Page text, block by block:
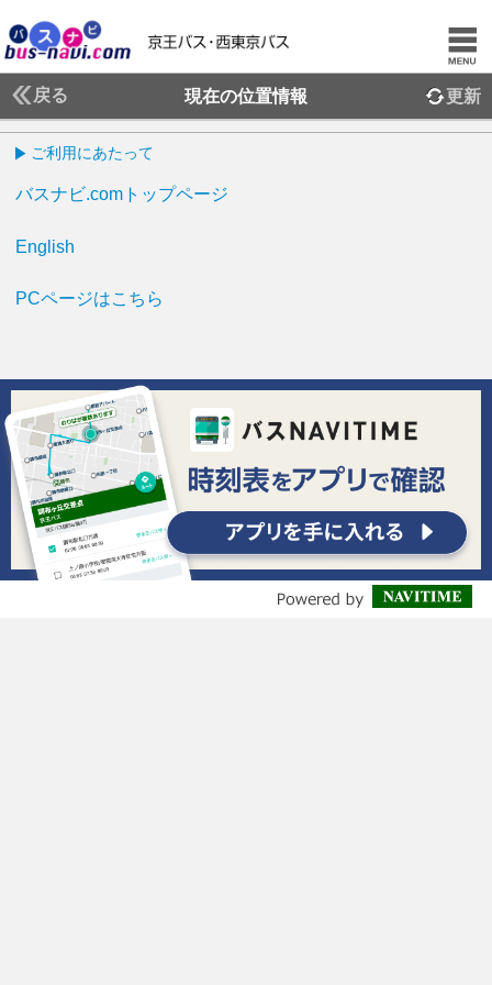
戻る 現在の位置情報 更新
ご利用にあたって
バスナビ.comトップページ
English
PCページはこちら